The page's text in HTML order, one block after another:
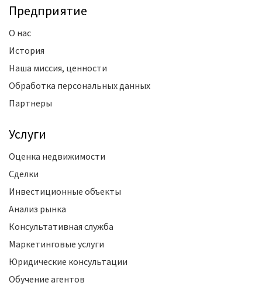
Предприятие
О нас
История
Наша миссия, ценности
Обработка персональных данных
Партнеры
Услуги
Оценка недвижимости
Сделки
Инвестиционные объекты
Анализ рынка
Консультативная служба
Маркетинговые услуги
Юридические консультации
Обучение агентов